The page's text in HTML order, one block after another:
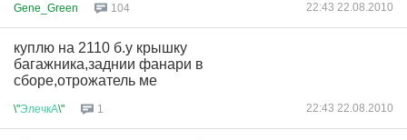
Gene_Green 104 22:43 22.08.2010
куплю на 2110 б.у крышку
багажника,заднии фанари в
сборе,отрожатель ме
\"ЭлечкА\" 1 22:43 22.08.2010